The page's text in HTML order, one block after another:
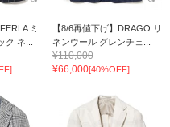
ミ
ク ネ...
【8/6再値下げ】DRAGO リ
ネンウール グレンチェ...
¥110,000
¥66,000[40%OFF]